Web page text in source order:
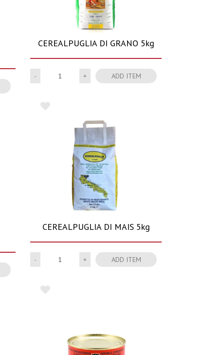
CEREALPUGLIA DI GRANO 5kg
Quantity ADD ITEM
CEREALPUGLIA DI MAIS 5kg
Quantity ADD ITEM